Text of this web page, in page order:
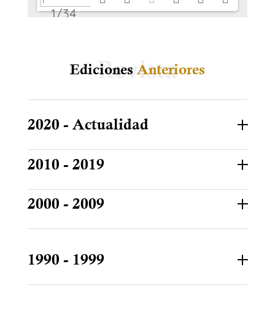
1/34
Ediciones Anteriores
2020 - Actualidad
2010 - 2019
2000 - 2009
1990 - 1999